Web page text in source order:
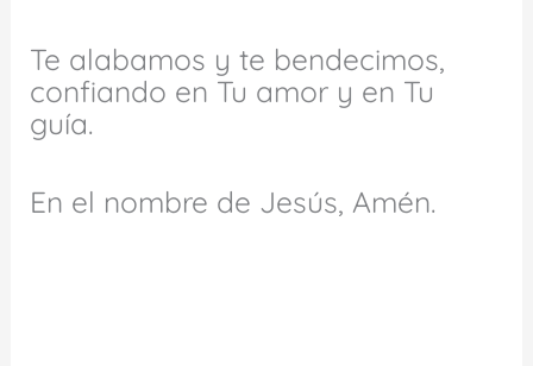
Te alabamos y te bendecimos,
confiando en Tu amor y en Tu
guía.
En el nombre de Jesús, Amén.